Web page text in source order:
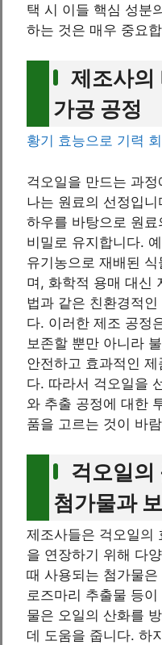
택 시 이들 핵심 성분
하는 것은 매우 중요
제조사의
가공 공정
황기 효능으로 기력
걱오일을 만드는 과
나는 원료의 선정입
하우를 바탕으로 원
비밀로 유지합니다.
유기농으로 재배된
며, 화학적 용매 대신
법과 같은 친환경적
다. 이러한 제조 공정
보존할 뿐만 아니라
안전하고 효과적인
다. 따라서 걱오일을
와 추출 공정에 대한
품을 고르는 것이 바
걱오일의
첨가물과
제조사들은 걱오일의
을 연장하기 위해 다
때 사용되는 첨가물
로즈마리 추출물 등
물은 오일의 산화를
데 도움을 줍니다. 하